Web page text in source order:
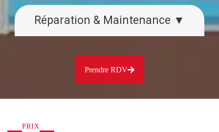
Réparation & Maintenance ▼
Prendre RDV
PRIX